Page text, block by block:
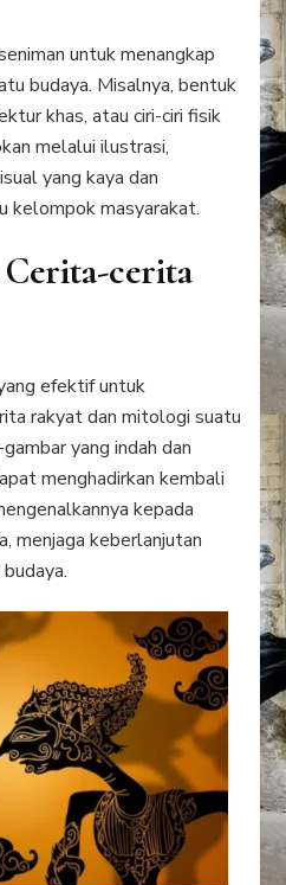
untuk menangkap
budaya. Misalnya, bentuk
khas, atau ciri-ciri fisik
melalui ilustrasi,
yang kaya dan
kelompok masyarakat.
Cerita-cerita
efektif untuk
rakyat dan mitologi suatu
yang indah dan
menghadirkan kembali
kepada
menjaga keberlanjutan